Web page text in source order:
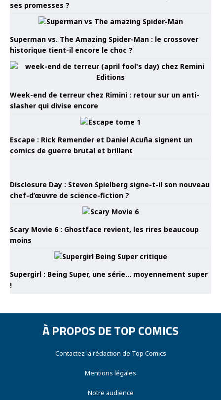
ses promesses ?
Superman vs. The Amazing Spider-Man : le crossover
historique tient-il encore le choc ?
Week-end de terreur chez Rimini : retour sur un anti-
slasher qui divise encore
Escape : Rick Remender et Daniel Acuña signent un
comics de guerre brutal et brillant
Disclosure Day : Steven Spielberg signe-t-il son nouveau
chef-d’œuvre de science-fiction ?
Scary Movie 6 : Ghostface revient, les rires beaucoup
moins
Supergirl : Being Super, une série… moyennement super
!
À PROPOS DE TOP COMICS
Contactez la rédaction de Top Comics
Mentions légales
Notre audience